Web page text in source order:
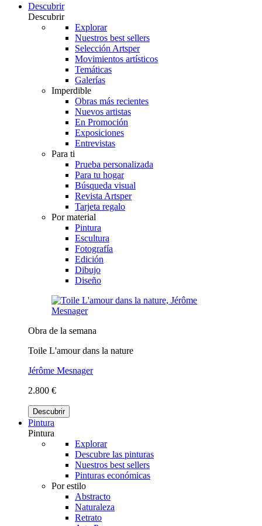
Descubrir
Descubrir
Explorar
Nuestros best sellers
Selección Artsper
Movimientos artísticos
Temáticas
Galerías
Imperdible
Obras más recientes
Nuevos artistas
En Promoción
Exposiciones
Entrevistas
Para ti
Prueba personalizada
Para tu hogar
Búsqueda visual
Revista Artsper
Tarjeta regalo
Por material
Pintura
Escultura
Fotografía
Edición
Dibujo
Diseño
Obra de la semana
Toile L'amour dans la nature
Jérôme Mesnager
2.800 €
Descubrir
Pintura
Pintura
Explorar
Descubre las pinturas
Nuestros best sellers
Pinturas económicas
Por estilo
Abstracto
Naturaleza
Retrato